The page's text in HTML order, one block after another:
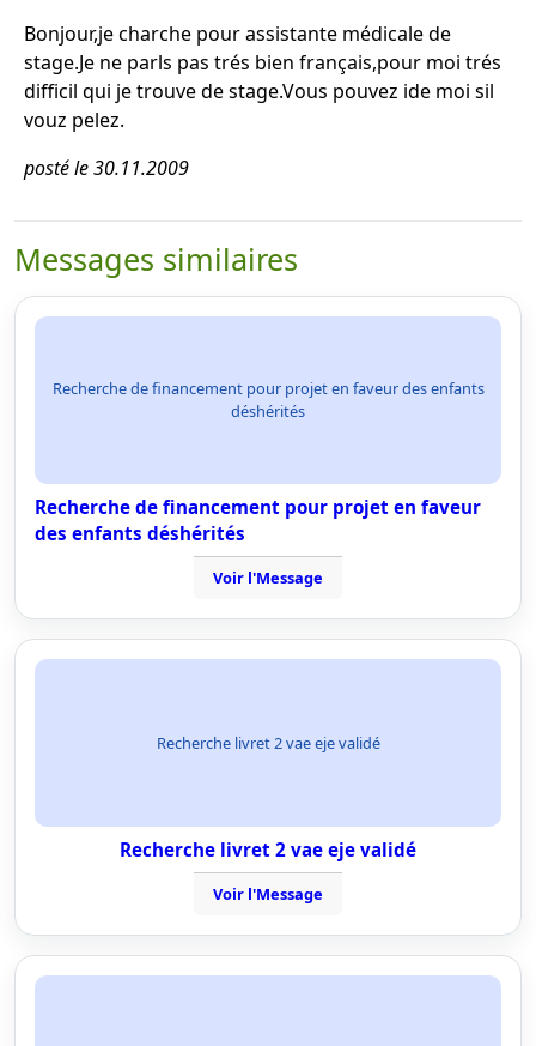
Bonjour,je charche pour assistante médicale de
stage.Je ne parls pas trés bien français,pour moi trés
difficil qui je trouve de stage.Vous pouvez ide moi sil
vouz pelez.
posté le 30.11.2009
Messages similaires
Recherche de financement pour projet en faveur des enfants
déshérités
Recherche de financement pour projet en faveur
des enfants déshérités
Voir l'Message
Recherche livret 2 vae eje validé
Recherche livret 2 vae eje validé
Voir l'Message